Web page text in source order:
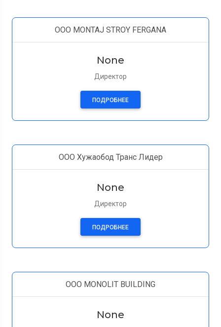
OOO MONTAJ STROY FERGANA
None
Директор
ПОДРОБНЕЕ
ООО Хужаобод Транс Лидер
None
Директор
ПОДРОБНЕЕ
OOO MONOLIT BUILDING
None